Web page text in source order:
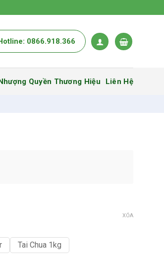
0866.918.366
Quyền Thương Hiệu Liên Hệ
Tai Chua 1kg
XÓA